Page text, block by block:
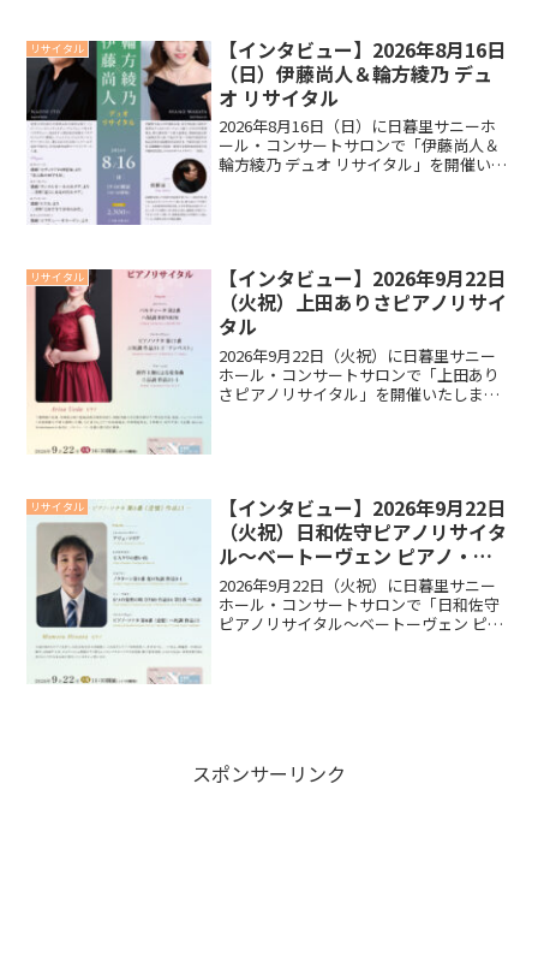
リサイタル
【インタビュー】2026年8月16日
（日）伊藤尚人＆輪方綾乃 デュ
オ リサイタル
2026年8月16日（日）に日暮里サニーホ
ール・コンサートサロンで「伊藤尚人＆
輪方綾乃 デュオ リサイタル」を開催いた
リサイタル
【インタビュー】2026年9月22日
（火祝）上田ありさピアノリサイ
タル
2026年9月22日（火祝）に日暮里サニー
ホール・コンサートサロンで「上田あり
さピアノリサイタル」を開催いたしま
リサイタル
【インタビュー】2026年9月22日
（火祝）日和佐守ピアノリサイタ
ル～ベートーヴェン ピアノ・ソ
ナタ 第８番 《悲愴》 作品13～
2026年9月22日（火祝）に日暮里サニー
ホール・コンサートサロンで「日和佐守
ピアノリサイタル～ベートーヴェン ピア
スポンサーリンク